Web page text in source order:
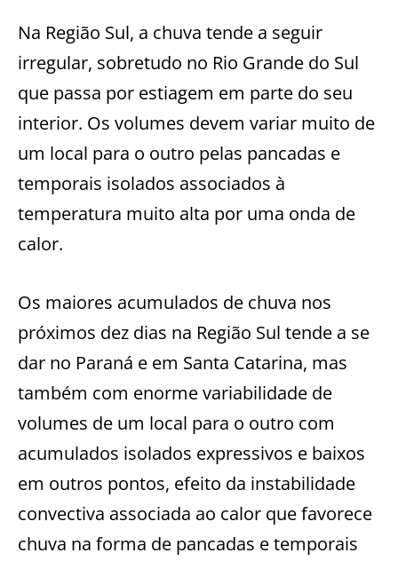
Na Região Sul, a chuva tende a seguir
irregular, sobretudo no Rio Grande do Sul
que passa por estiagem em parte do seu
interior. Os volumes devem variar muito de
um local para o outro pelas pancadas e
temporais isolados associados à
temperatura muito alta por uma onda de
calor.
Os maiores acumulados de chuva nos
próximos dez dias na Região Sul tende a se
dar no Paraná e em Santa Catarina, mas
também com enorme variabilidade de
volumes de um local para o outro com
acumulados isolados expressivos e baixos
em outros pontos, efeito da instabilidade
convectiva associada ao calor que favorece
chuva na forma de pancadas e temporais